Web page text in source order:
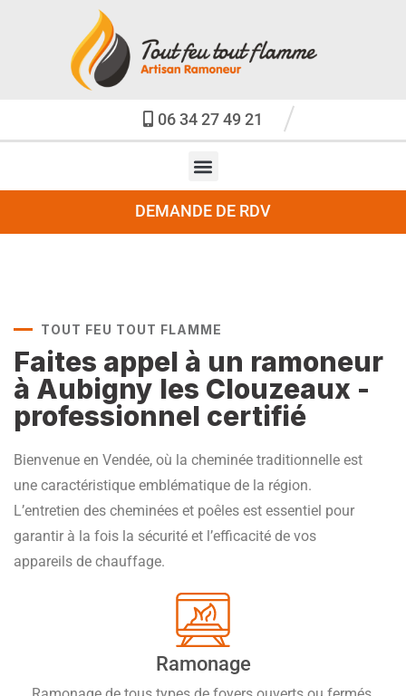
06 34 27 49 21
DEMANDE DE RDV
TOUT FEU TOUT FLAMME
Faites appel à un ramoneur
à Aubigny les Clouzeaux -
professionnel certifié
Bienvenue en Vendée, où la cheminée traditionnelle est
une caractéristique emblématique de la région.
L’entretien des cheminées et poêles est essentiel pour
garantir à la fois la sécurité et l’efficacité de vos
appareils de chauffage.
Ramonage